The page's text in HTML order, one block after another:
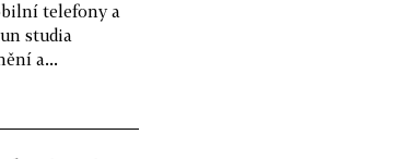
telefony a
studia
a...